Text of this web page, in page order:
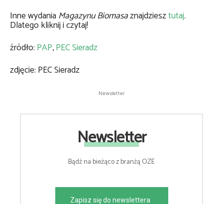
Inne wydaniaMagazynu Biomasaznajdziesztutaj.
Dlatego kliknij i czytaj!
źródło: PAP,PEC Sieradz
zdjęcie: PEC Sieradz
Newsletter
Newsletter
Bądź na bieżąco z branżą OZE
Zapisz się do newslettera